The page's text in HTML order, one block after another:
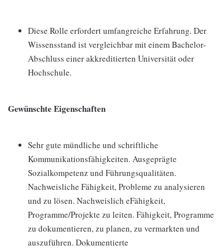
Diese Rolle erfordert umfangreiche Erfahrung. Der
Wissensstand ist vergleichbar mit einem Bachelor-
Abschluss einer akkreditierten Universität oder
Hochschule.
Gewünschte Eigenschaften
Sehr gute mündliche und schriftliche
Kommunikationsfähigkeiten. Ausgeprägte
Sozialkompetenz und Führungsqualitäten.
Nachweisliche Fähigkeit, Probleme zu analysieren
und zu lösen. Nachweislich eFähigkeit,
Programme/Projekte zu leiten. Fähigkeit, Programme
zu dokumentieren, zu planen, zu vermarkten und
auszuführen. Dokumentierte